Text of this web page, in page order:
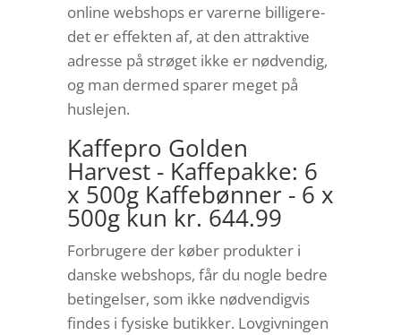
online webshops er varerne billigere-
det er effekten af, at den attraktive
adresse på strøget ikke er nødvendig,
og man dermed sparer meget på
huslejen.
Kaffepro Golden
Harvest - Kaffepakke: 6
x 500g Kaffebønner - 6 x
500g kun kr. 644.99
Forbrugere der køber produkter i
danske webshops, får du nogle bedre
betingelser, som ikke nødvendigvis
findes i fysiske butikker. Lovgivningen